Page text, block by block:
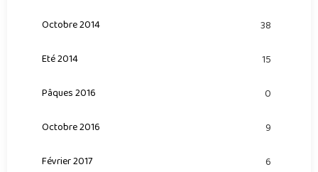
Octobre 2014 38
Eté 2014 15
Pâques 2016 0
Octobre 2016 9
Février 2017 6